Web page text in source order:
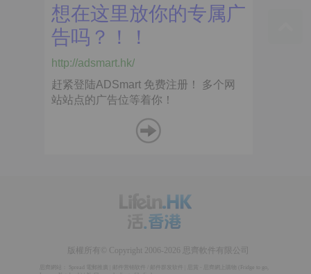
版權所有© Copyright 2006-2026 思齊軟件有限公司
Spread 電郵推廣